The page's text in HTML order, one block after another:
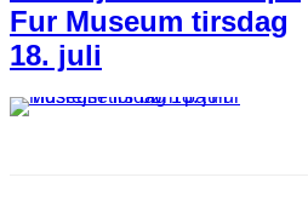
Fur Museum tirsdag
18. juli